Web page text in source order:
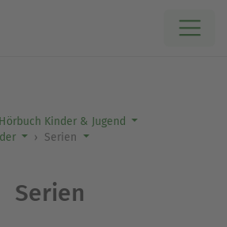
Hörbuch Kinder & Jugend
Serien
Serien